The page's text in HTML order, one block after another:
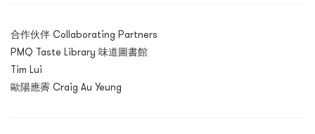
合作伙伴 Collaborating Partners
PMQ Taste Library 味道圖書館
Tim Lui
歐陽應霽 Craig Au Yeung